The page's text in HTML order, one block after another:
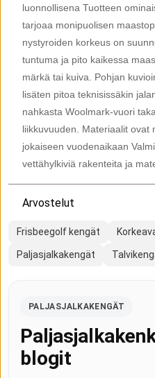
luonnollisena Tuotteen
tarjoaa monipuolisen
nystyroiden korkeus on
tuntuma ja pito kaikessa
märkä tai kuiva. Pohjan
lisäten pitoa teknisissäkin
nahkasta Woolmark-vuori
liikkuvuuden. Materiaalit ovat
jokaiseen vuodenaikaan
vettähylkiviä rakenteita ja
Arvostelut
Frisbeegolf kengät
Paljasjalkakengät
PALJASJALKAKENGÄT
blogit